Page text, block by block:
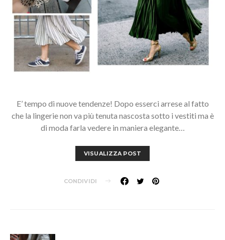
E’ tempo di nuove tendenze! Dopo esserci arrese al fatto
che la lingerie non va più tenuta nascosta sotto i vestiti ma è
di moda farla vedere in maniera elegante…
VISUALIZZA POST
CONDIVIDI